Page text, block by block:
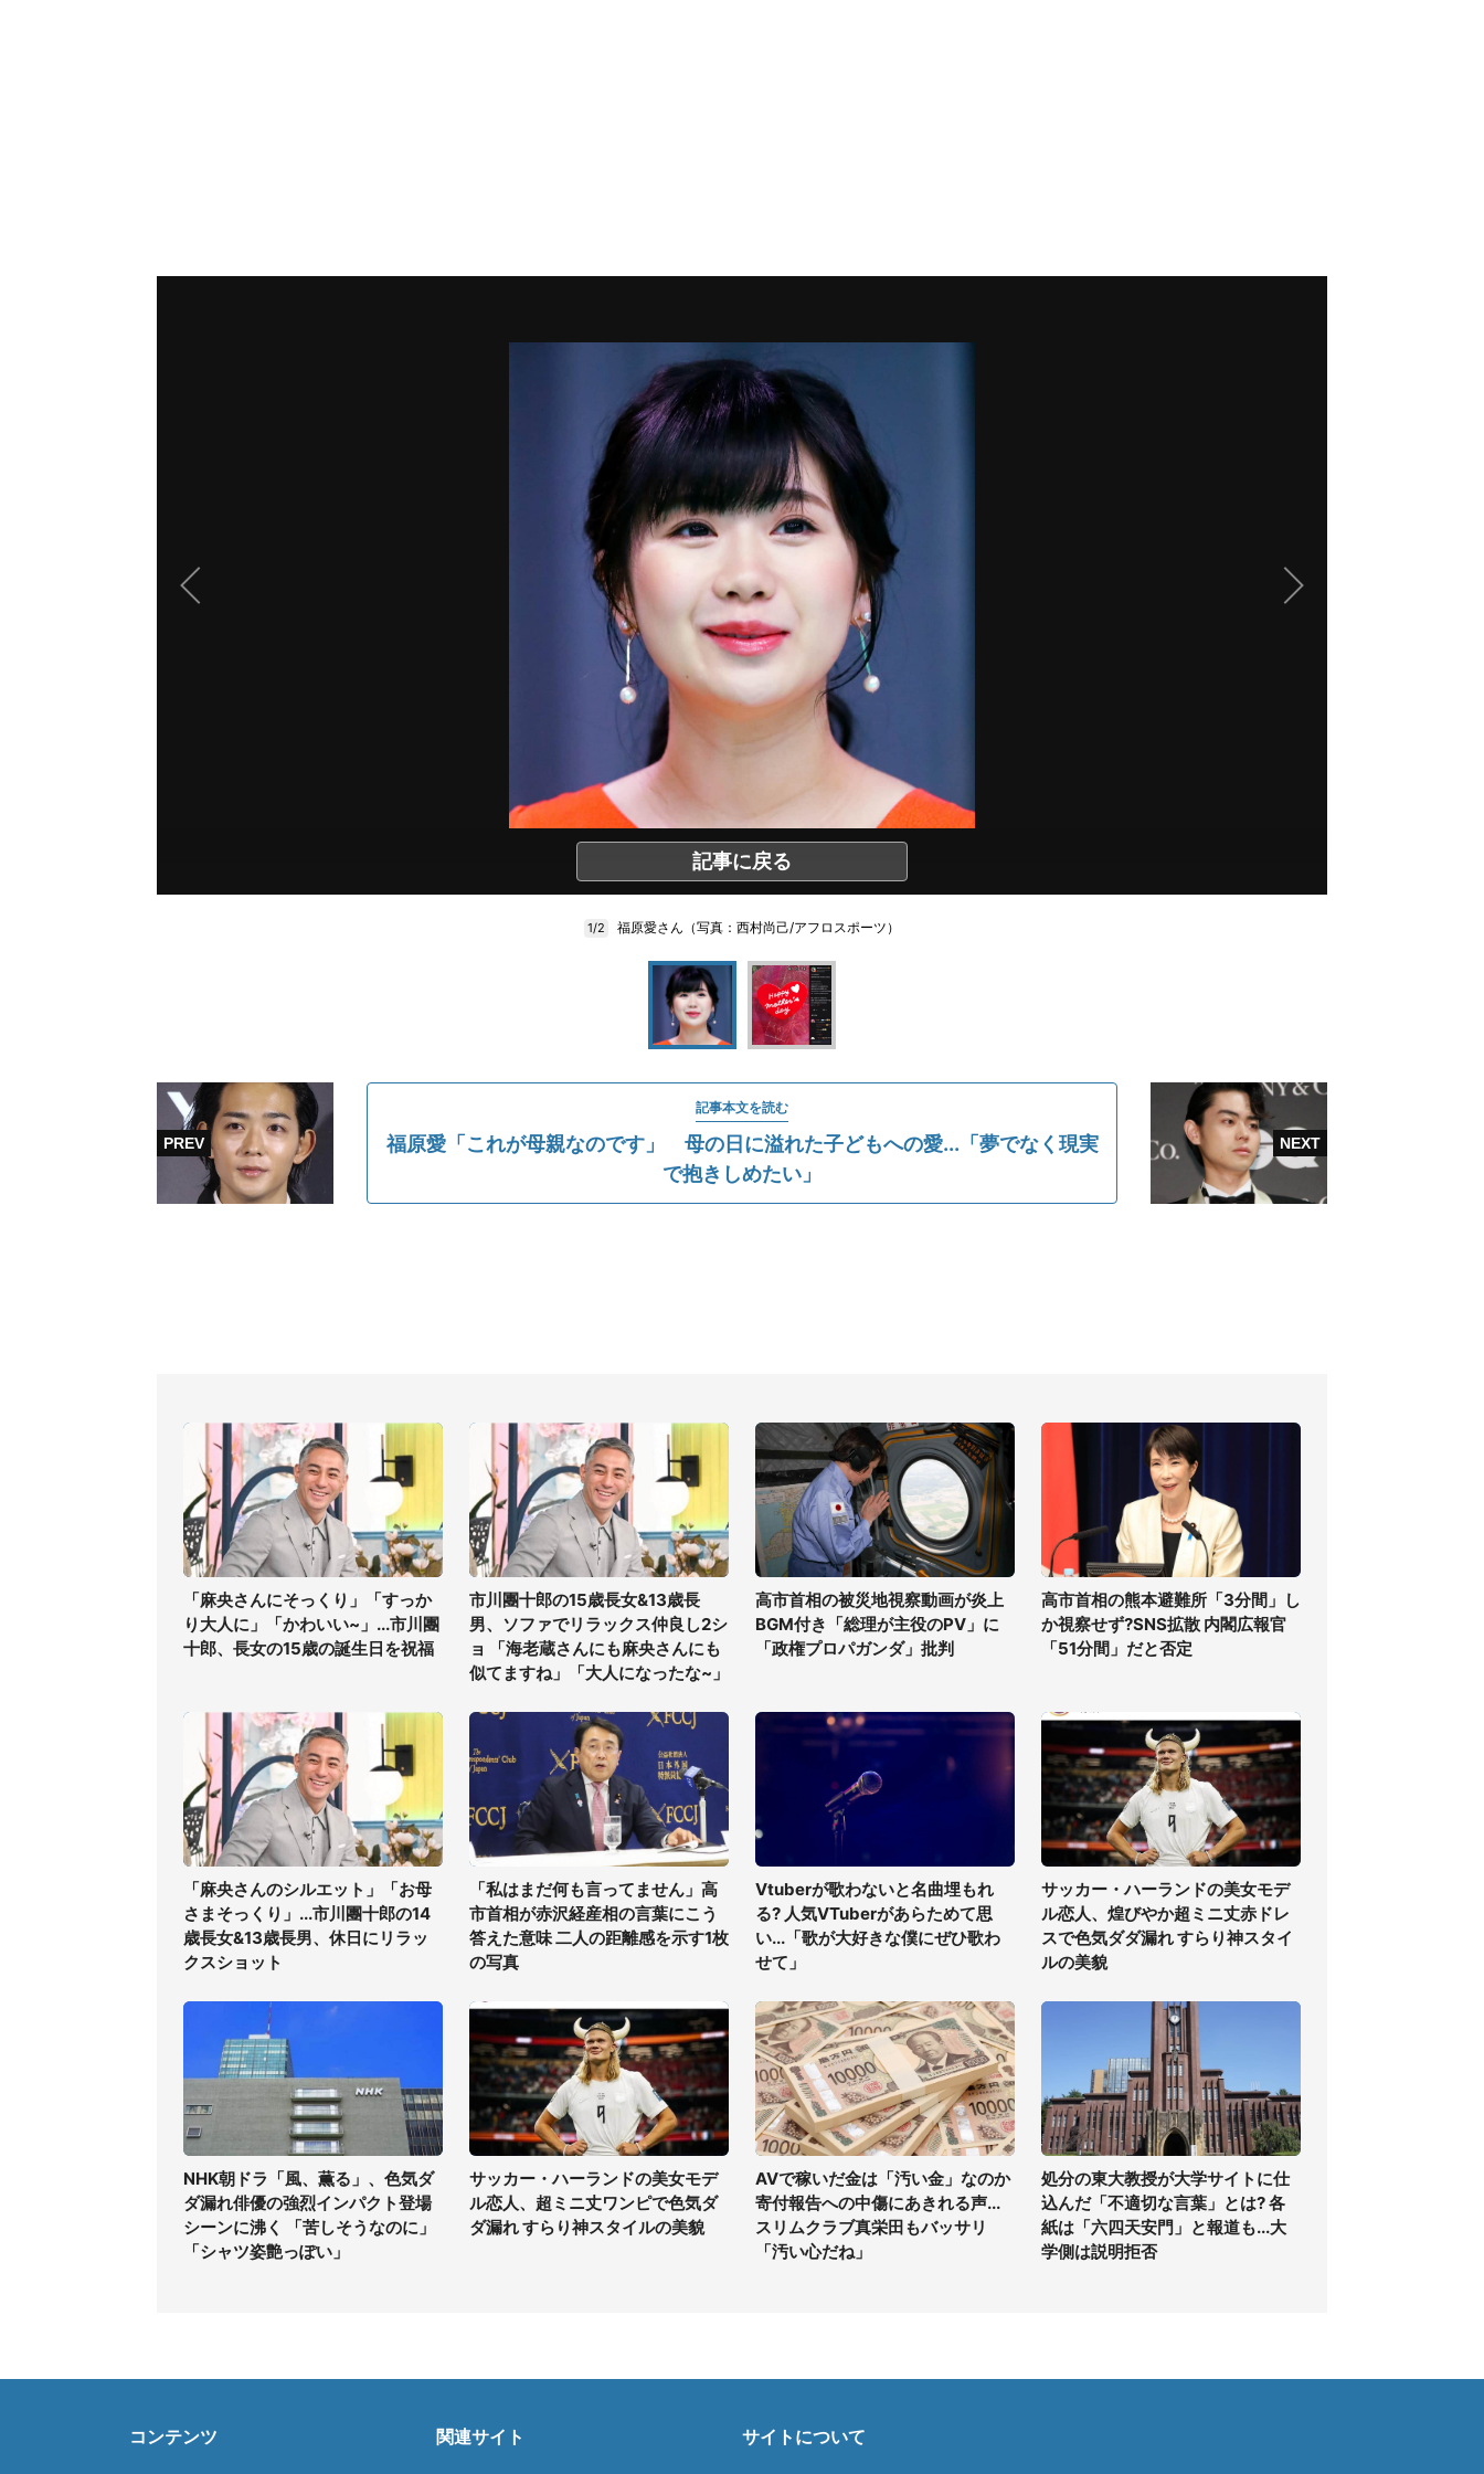
記事に戻る
1/2 福原愛さん（写真：西村尚己/アフロスポーツ）
記事本文を読む
福原愛「これが母親なのです」 母の日に溢れた子どもへの愛...「夢でなく現実
で抱きしめたい」
「麻央さんにそっくり」「すっか
り大人に」「かわいい~」...市川團
十郎、長女の15歳の誕生日を祝福
市川團十郎の15歳長女&13歳長
男、ソファでリラックス仲良し2シ
ョ 「海老蔵さんにも麻央さんにも
似てますね」「大人になったな~」
高市首相の被災地視察動画が炎上
BGM付き「総理が主役のPV」に
「政権プロパガンダ」批判
高市首相の熊本避難所「3分間」し
か視察せず?SNS拡散 内閣広報官
「51分間」だと否定
「麻央さんのシルエット」「お母
さまそっくり」...市川團十郎の14
歳長女&13歳長男、休日にリラッ
クスショット
「私はまだ何も言ってません」高
市首相が赤沢経産相の言葉にこう
答えた意味 二人の距離感を示す1枚
の写真
Vtuberが歌わないと名曲埋もれ
る? 人気VTuberがあらためて思
い...「歌が大好きな僕にぜひ歌わ
せて」
サッカー・ハーランドの美女モデ
ル恋人、煌びやか超ミニ丈赤ドレ
スで色気ダダ漏れ すらり神スタイ
ルの美貌
NHK朝ドラ「風、薫る」、色気ダ
ダ漏れ俳優の強烈インパクト登場
シーンに沸く 「苦しそうなのに」
「シャツ姿艶っぽい」
サッカー・ハーランドの美女モデ
ル恋人、超ミニ丈ワンピで色気ダ
ダ漏れ すらり神スタイルの美貌
AVで稼いだ金は「汚い金」なのか
寄付報告への中傷にあきれる声...
スリムクラブ真栄田もバッサリ
「汚い心だね」
処分の東大教授が大学サイトに仕
込んだ「不適切な言葉」とは? 各
紙は「六四天安門」と報道も...大
学側は説明拒否
コンテンツ 関連サイト サイトについて